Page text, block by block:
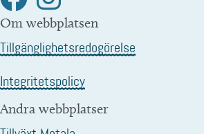
Om webbplatsen
Tillgänglighetsredogörelse
Integritetspolicy
Andra webbplatser